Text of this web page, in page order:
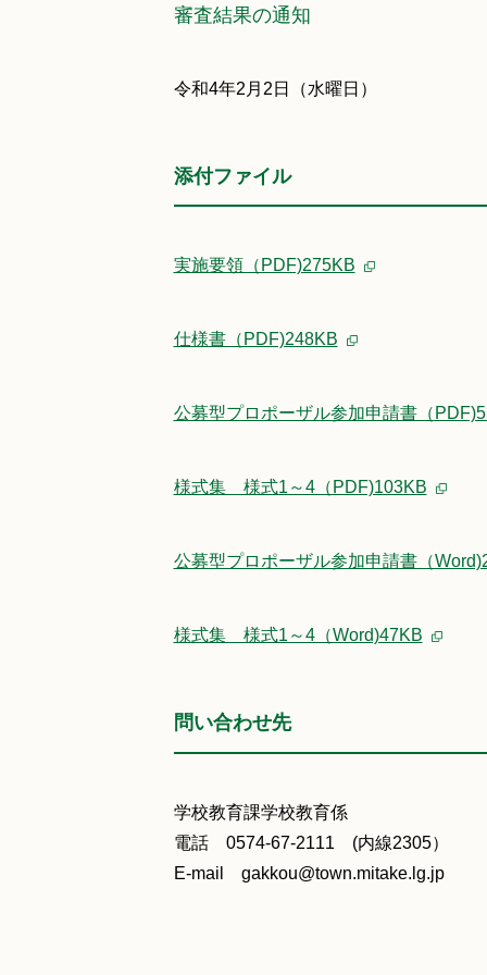
審査結果の通知
令和4年2月2日（水曜日）
添付ファイル
実施要領（PDF)275KB
仕様書（PDF)248KB
公募型プロポーザル参加申請書（
様式集 様式1～4（PDF)103KB
公募型プロポーザル参加申請書（
様式集 様式1～4（Word)47KB
問い合わせ先
学校教育課学校教育係
電話 0574-67-2111 (内線2305）
E-mail gakkou@town.mitake.lg.jp